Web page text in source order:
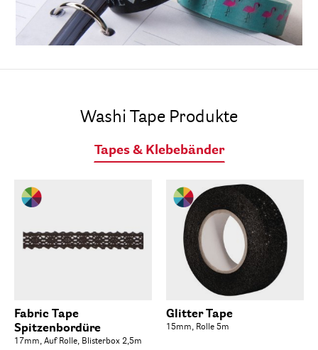
Washi Tape Produkte
Tapes & Klebebänder
Fabric Tape
Spitzenbordüre
17mm, Auf Rolle, Blisterbox 2,5m
Glitter Tape
15mm, Rolle 5m